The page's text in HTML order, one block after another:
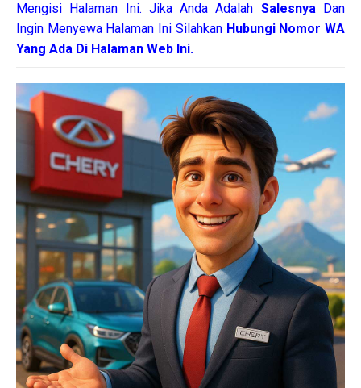
Mengisi Halaman Ini. Jika Anda Adalah SalesnyaDan
Ingin Menyewa Halaman Ini Silahkan Hubungi Nomor WA
Yang Ada Di Halaman Web Ini.